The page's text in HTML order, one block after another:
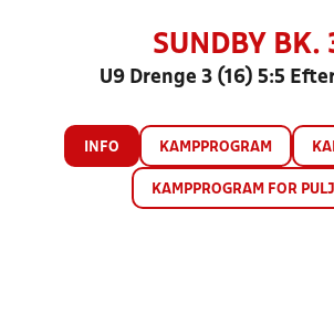
SUNDBY BK.
U9 Drenge 3 (16) 5:5
INFO KAMPPROGRAM
KAMPPROGRAM FOR